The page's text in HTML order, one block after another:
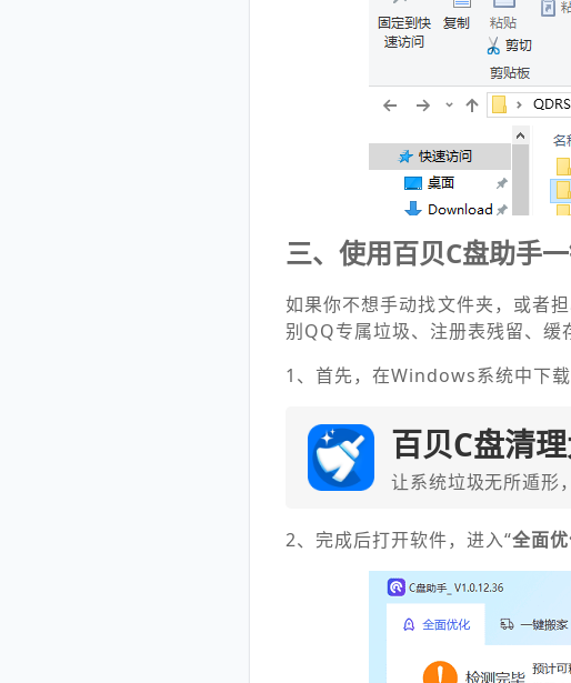
三、使用百贝C盘助手
如果你不想手动找文件夹，或者
别QQ专属垃圾、注册表残留、缓
1、首先，在Windows系统中下
百贝C盘清
让系统垃圾无所遁形
2、完成后打开软件，进入“全面